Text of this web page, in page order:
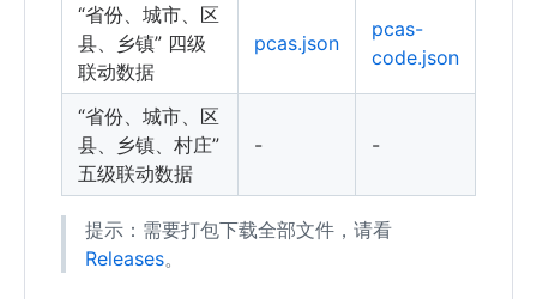
“省份、城市、区
县、乡镇” 四级
联动数据
pcas.json
pcas-
code.json
“省份、城市、区
县、乡镇、村庄”
五级联动数据
- -
提示：需要打包下载全部文件，请看
Releases。